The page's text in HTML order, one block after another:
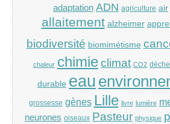
adaptation ADN agriculture air
allaitement alzheimer
biodiversité biomimétisme
chaleur chimieclimat CO2
durable eau
grossesse gènes Lille livre lumière
neurones oiseaux Pasteur physique